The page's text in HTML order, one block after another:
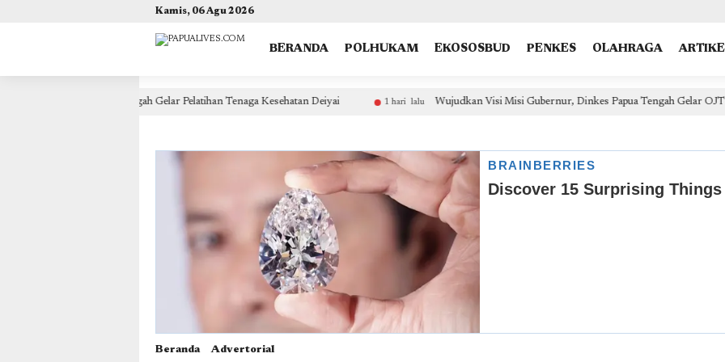
(self.SWG_BASIC = self.SWG_BASIC || []).push( basicSubscriptions => { basicSubscriptions.init({ type: "NewsArticle", isPartOfType: ["Product"], isPartOfProductId:
Kamis, 06 Agu 2026
BERANDA POLHUKAM EKOSOSBUD PENKES OLAHRAGA
Papua Tengah Gelar Pelatihan Tenaga Kesehatan Deiyai 1 hari lalu Wujudkan Visi Misi Gubernur, Dinkes Papua Tengah Gelar OJT
Beranda Advertorial